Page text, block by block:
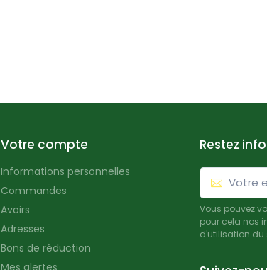
Votre compte
Informations personnelles
Commandes
Avoirs
Adresses
Bons de réduction
Mes alertes
Restez
Vous pouvez
pour cela nos
d'utilisation du